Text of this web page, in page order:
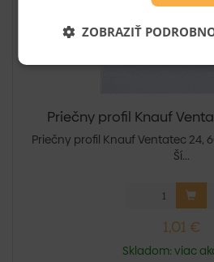
Priečny profil Knauf
Priečny profil Knauf Ventatec 24,
Ší...
1,01 €
Skladom: viac
ZOBRAZIŤ